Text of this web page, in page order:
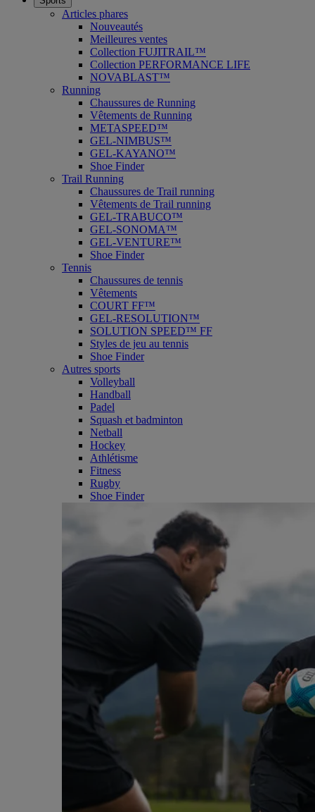
Articles phares
Nouveautés
Meilleures ventes
Collection FUJITRAIL™
Collection PERFORMANCE LIFE
NOVABLAST™
Running
Chaussures de Running
Vêtements de Running
METASPEED™
GEL-NIMBUS™
GEL-KAYANO™
Shoe Finder
Trail Running
Chaussures de Trail running
Vêtements de Trail running
GEL-TRABUCO™
GEL-SONOMA™
GEL-VENTURE™
Shoe Finder
Tennis
Chaussures de tennis
Vêtements
COURT FF™
GEL-RESOLUTION™
SOLUTION SPEED™ FF
Styles de jeu au tennis
Shoe Finder
Autres sports
Volleyball
Handball
Padel
Squash et badminton
Netball
Hockey
Athlétisme
Fitness
Rugby
Shoe Finder